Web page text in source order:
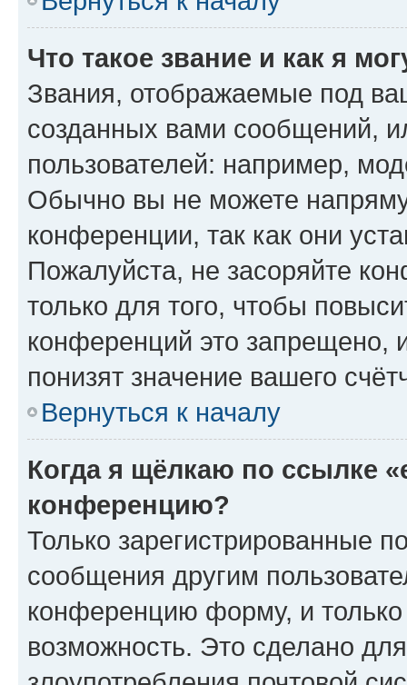
Что такое звание и как я
Звания, отображаемые под
созданных вами сообщений,
пользователей: например,
Обычно вы не можете
конференции, так как они
Пожалуйста, не засоряйте
только для того, чтобы
конференций это запрещено,
понизят значение вашего
Вернуться к началу
Когда я щёлкаю по ссылке
конференцию?
Только зарегистрированные
сообщения другим
конференцию форму, и
возможность. Это сделано